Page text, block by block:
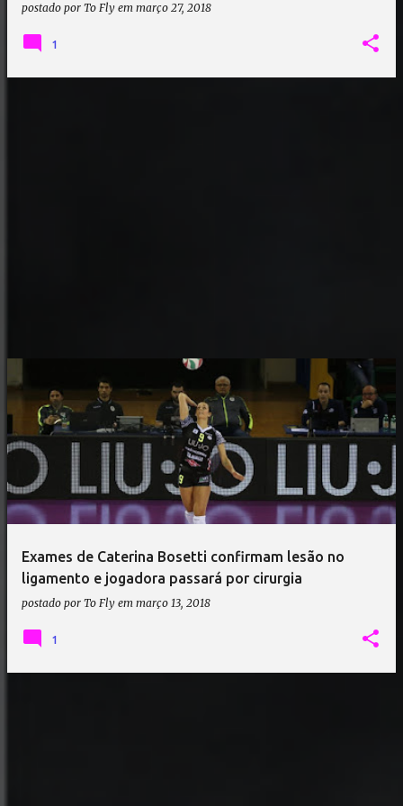
postado por To Fly em março 27, 2018
1
Exames de Caterina Bosetti confirmam lesão no
ligamento e jogadora passará por cirurgia
postado por To Fly em março 13, 2018
1